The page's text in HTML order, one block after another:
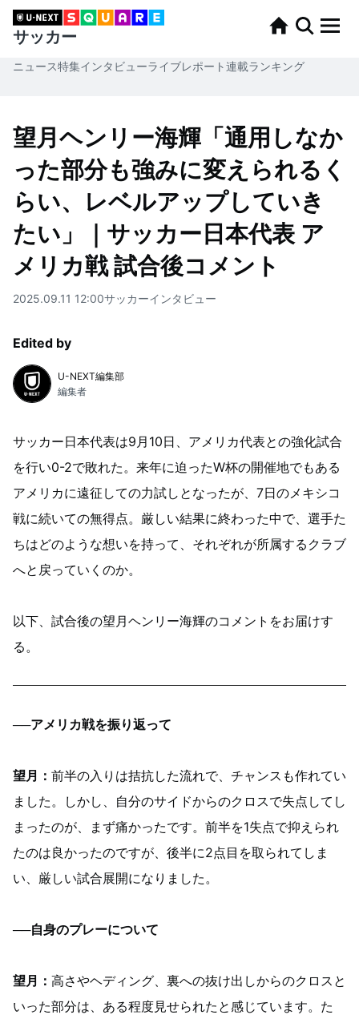
サッカー
ニュース特集インタビューライブレポート連載ランキング
望月ヘンリー海輝「通用しなか
った部分も強みに変えられるく
らい、レベルアップしていき
たい」｜サッカー日本代表 ア
メリカ戦 試合後コメント
2025.09.11 12:00サッカーインタビュー
Edited by
U-NEXT編集部
編集者
サッカー日本代表は9月10日、アメリカ代表との強化試合
を行い0-2で敗れた。来年に迫ったW杯の開催地でもある
アメリカに遠征しての力試しとなったが、7日のメキシコ
戦に続いての無得点。厳しい結果に終わった中で、選手た
ちはどのような想いを持って、それぞれが所属するクラブ
へと戻っていくのか。
以下、試合後の望月ヘンリー海輝のコメントをお届けす
る。
──アメリカ戦を振り返って
望月： 前半の入りは拮抗した流れで、チャンスも作れてい
ました。しかし、自分のサイドからのクロスで失点してし
まったのが、まず痛かったです。前半を1失点で抑えられ
たのは良かったのですが、後半に2点目を取られてしま
い、厳しい試合展開になりました。
──自身のプレーについて
望月： 高さやヘディング、裏への抜け出しからのクロスと
いった部分は、ある程度見せられたと感じています。た